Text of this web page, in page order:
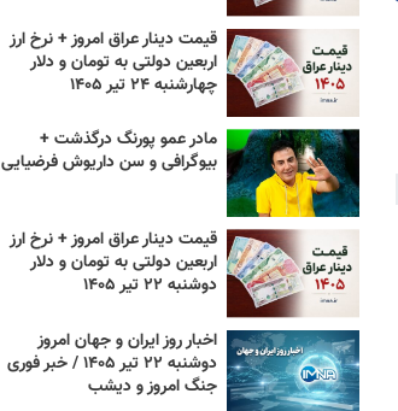
قیمت دینار عراق امروز + نرخ ارز
اربعین دولتی به تومان و دلار
چهارشنبه ۲۴ تیر ۱۴۰۵
مادر عمو پورنگ درگذشت +
بیوگرافی و سن داریوش فرضیایی
قیمت دینار عراق امروز + نرخ ارز
اربعین دولتی به تومان و دلار
دوشنبه ۲۲ تیر ۱۴۰۵
اخبار روز ایران و جهان امروز
دوشنبه ۲۲ تیر ۱۴۰۵ / خبر فوری
جنگ امروز و دیشب